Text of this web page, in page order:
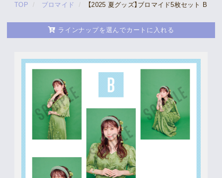
Supporter’s Menu Download
Voice
Movie
Gallery
Meeting Room
Playlist
Vlogssun
TOP ブロマイド 【2025 夏グッズ】ブロマイド5枚セット B
ラインナップを選んでカートに入れる